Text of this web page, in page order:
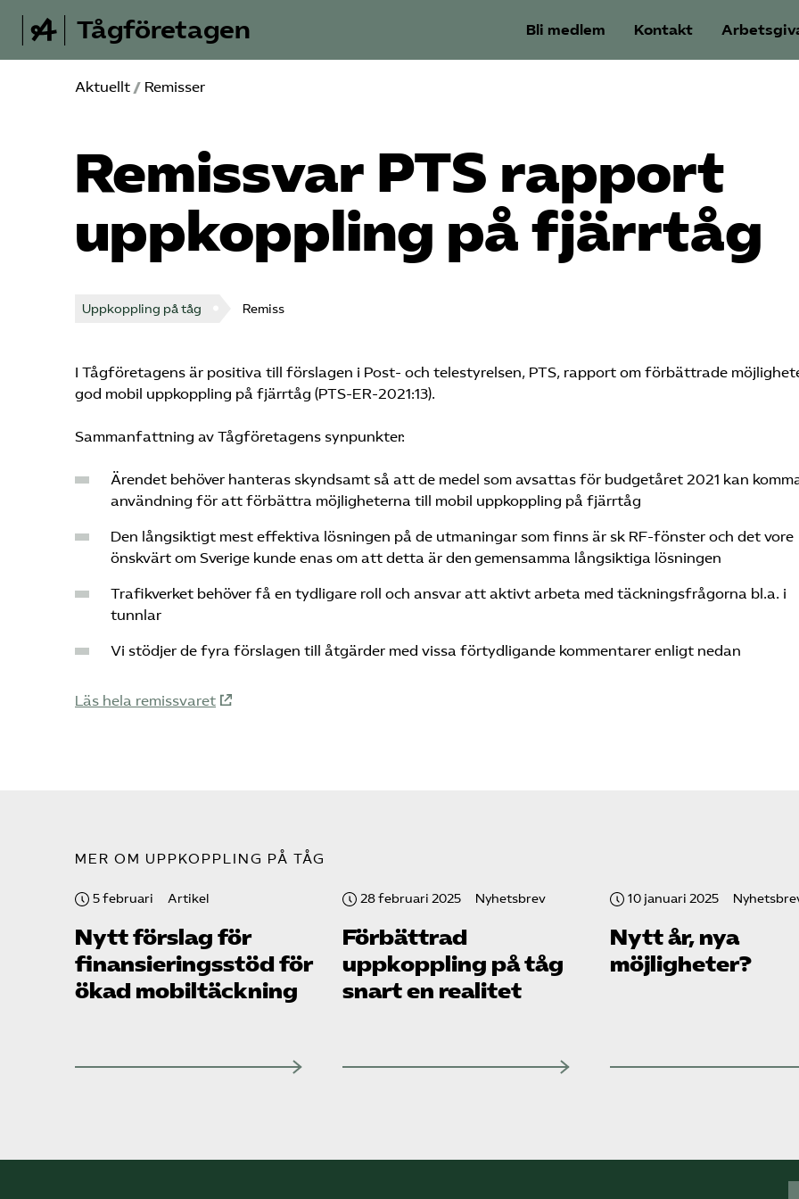
Tågföretagen Bli medlem Kontakt
Aktuellt / Remisser
Remissvar PTS rapport
uppkoppling på fjärrtåg
Uppkoppling på tåg Remiss
I Tågföretagens är positiva till förslagen i Post- och telestyrelsen, PTS, rapport om förbättrade
god mobil uppkoppling på fjärrtåg (PTS-ER-2021:13).
Sammanfattning av Tågföretagens synpunkter:
Ärendet behöver hanteras skyndsamt så att de medel som avsattas för budgetåret 2021 kan
användning för att förbättra möjligheterna till mobil uppkoppling på fjärrtåg
Den långsiktigt mest effektiva lösningen på de utmaningar som finns är sk RF-fönster och det vore
önskvärt om Sverige kunde enas om att detta är den gemensamma långsiktiga lösningen
Trafikverket behöver få en tydligare roll och ansvar att aktivt arbeta med täckningsfrågorna bl.a. i
tunnlar
Vi stödjer de fyra förslagen till åtgärder med vissa förtydligande kommentarer enligt nedan
Läs hela remissvaret
MER OM UPPKOPPLING PÅ TÅG
5 februari Artikel
Nytt förslag för
finansieringsstöd för
ökad mobiltäckning
28 februari 2025 Nyhetsbrev
Förbättrad
uppkoppling på tåg
snart en realitet
10 januari 2025
Nytt år, nya
möjligheter?